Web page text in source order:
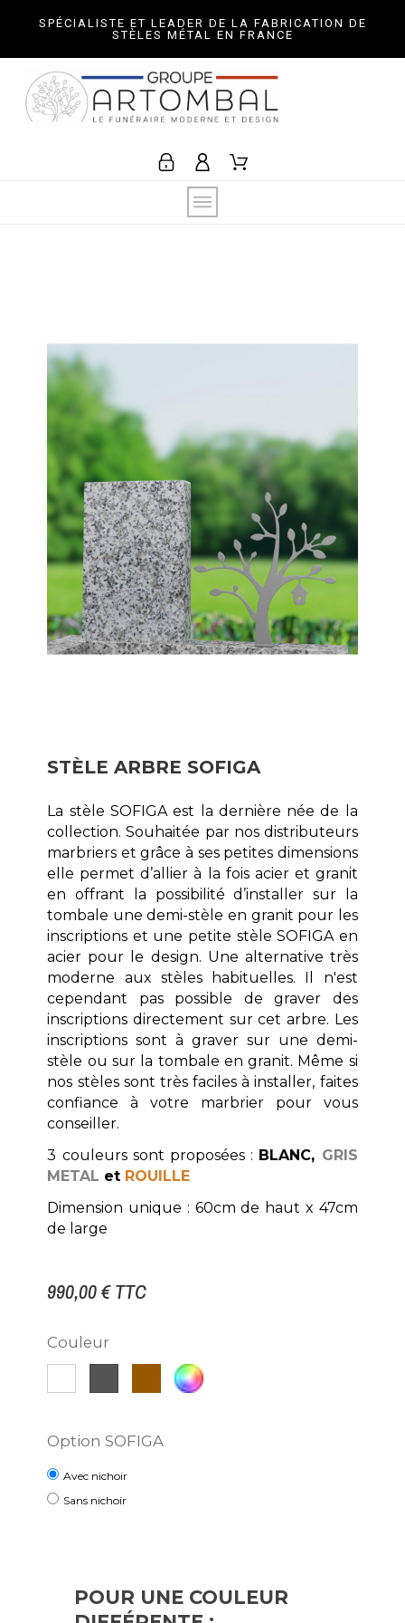
SPÉCIALISTE ET LEADER DE LA FABRICATION DE
STÈLES MÉTAL EN FRANCE
STÈLE ARBRE SOFIGA
La stèle SOFIGA est la dernière née de la
collection. Souhaitée par nos distributeurs
marbriers et grâce à ses petites dimensions
elle permet d’allier à la fois acier et granit
en offrant la possibilité d’installer sur la
tombale une demi-stèle en granit pour les
inscriptions et une petite stèle SOFIGA en
acier pour le design. Une alternative très
moderne aux stèles habituelles. Il n'est
cependant pas possible de graver des
inscriptions directement sur cet arbre. Les
inscriptions sont à graver sur une demi-
stèle ou sur la tombale en granit. Même si
nos stèles sont très faciles à installer, faites
confiance à votre marbrier pour vous
conseiller.
3 couleurs sont proposées : BLANC, GRIS
METAL et ROUILLE
Dimension unique : 60cm de haut x 47cm
de large
990,00 €TTC
Couleur
RouilleAutre
RAL
Option SOFIGA
Avec nichoir
Sans nichoir
POUR UNE COULEUR